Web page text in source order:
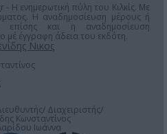
Η ενημερωτική πύλη του Κιλκίς. Με
Η αναδημοσίευση μέρους ή
και η αναδημοσίευση
μέ έγγραφη άδεια του εκδότη.
Νικος
Διαχειριστής/
Κωνσταντίνος
Ιωάννα